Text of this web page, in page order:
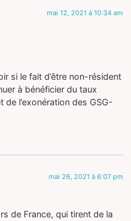
mai 12, 2021 à 10:34 am
si le fait d’être non-résident
à bénéficier du taux
de l’exonération des GSG-
mai 26, 2021 à 6:07 pm
de France, qui tirent de la